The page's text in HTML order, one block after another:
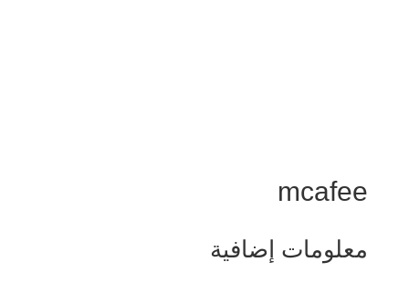
mcafee
معلومات إضافية